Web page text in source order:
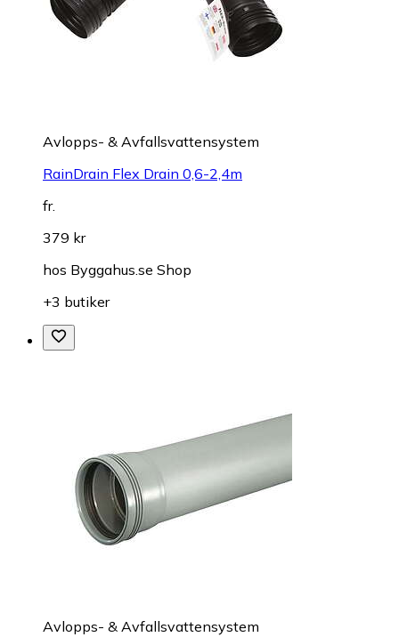
Avlopps- & Avfallsvattensystem
RainDrain Flex Drain 0,6-2,4m
fr.
379 kr
hos Byggahus.se Shop
+3 butiker
Avlopps- & Avfallsvattensystem